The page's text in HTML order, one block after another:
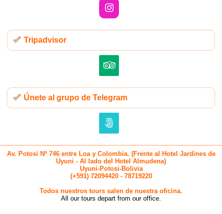
Tripadvisor
Únete al grupo de Telegram
Av. Potosi Nº 746 entre Loa y Colombia. (Frente al Hotel Jardines de
Uyuni - Al lado del Hotel Almudena)
Uyuni-Potosi-Bolivia
(+591) 72094420 - 78719220
Todos nuestros tours salen de nuestra oficina.
All our tours depart from our office.